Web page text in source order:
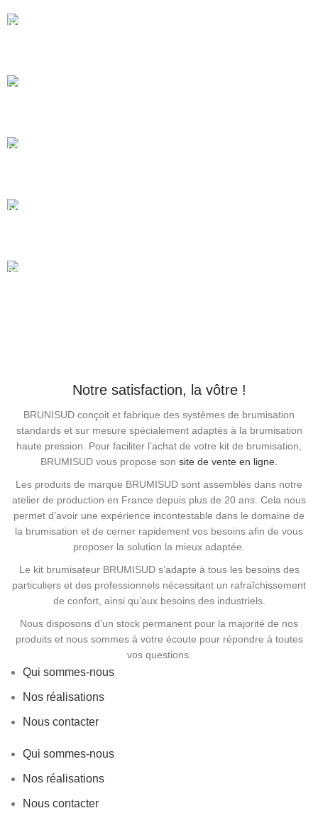
Notre satisfaction, la vôtre !
BRUNISUD conçoit et fabrique des systèmes de brumisation
standards et sur mesure spécialement adaptés à la brumisation
haute pression. Pour faciliter l’achat de votre kit de brumisation,
BRUMISUD vous propose son site de vente en ligne.
Les produits de marque BRUMISUD sont assemblés dans notre
atelier de production en France depuis plus de 20 ans. Cela nous
permet d’avoir une expérience incontestable dans le domaine de
la brumisation et de cerner rapidement vos besoins afin de vous
proposer la solution la mieux adaptée.
Le kit brumisateur BRUMISUD s’adapte à tous les besoins des
particuliers et des professionnels nécessitant un rafraîchissement
de confort, ainsi qu’aux besoins des industriels.
Nous disposons d’un stock permanent pour la majorité de nos
produits et nous sommes à votre écoute pour répondre à toutes
vos questions.
Qui sommes-nous
Nos réalisations
Nous contacter
Qui sommes-nous
Nos réalisations
Nous contacter